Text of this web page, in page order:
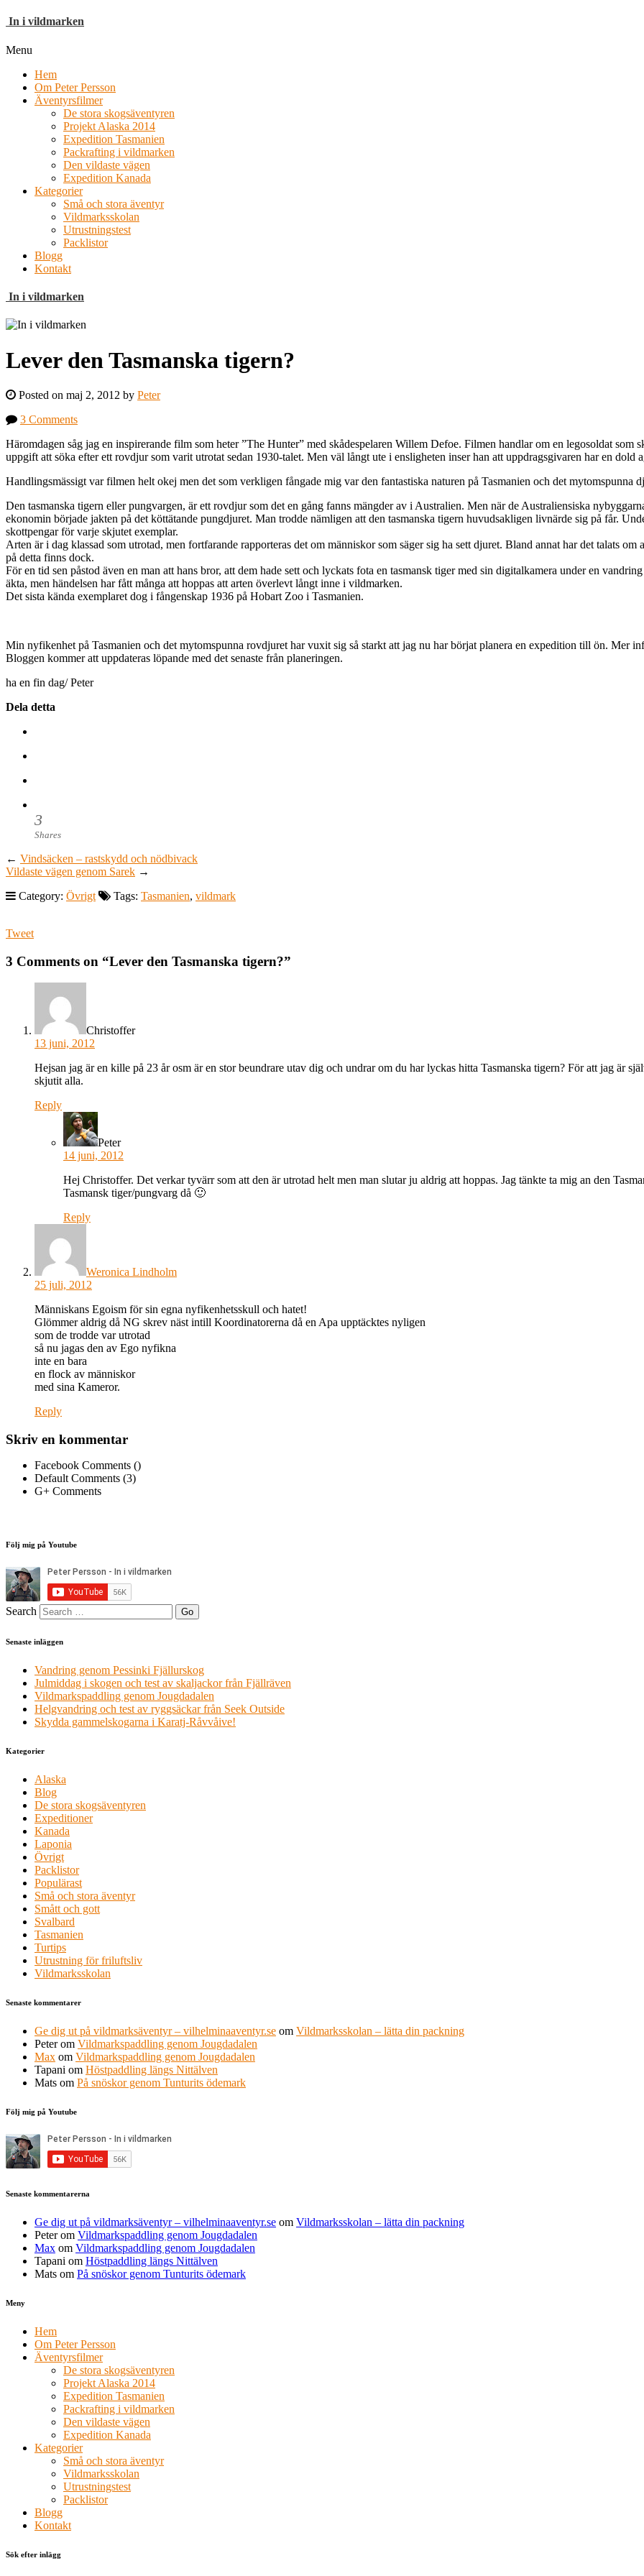
In i vildmarken
Menu
Hem
Om Peter Persson
Äventyrsfilmer
De stora skogsäventyren
Projekt Alaska 2014
Expedition Tasmanien
Packrafting i vildmarken
Den vildaste vägen
Expedition Kanada
Kategorier
Små och stora äventyr
Vildmarksskolan
Utrustningstest
Packlistor
Blogg
Kontakt
In i vildmarken
Lever den Tasmanska tigern?
Posted on maj 2, 2012 by Peter
3 Comments
Häromdagen såg jag en inspirerande film som heter ”The Hunter” med skådespelaren Willem Defoe. Filmen handlar om en legosoldat som
uppgift att söka efter ett rovdjur som varit utrotat sedan 1930-talet. Men väl långt ute i ensligheten inser han att uppdragsgivaren har en dold
Handlingsmässigt var filmen helt okej men det som verkligen fångade mig var den fantastiska naturen på Tasmanien och det mytomspunna
Den tasmanska tigern eller pungvargen, är ett rovdjur som det en gång fanns mängder av i Australien. Men när de Australiensiska
ekonomin började jakten på det köttätande pungdjuret. Man trodde nämligen att den tasmanska tigern huvudsakligen livnärde sig på får.
skottpengar för varje skjutet exemplar.
Arten är i dag klassad som utrotad, men fortfarande rapporteras det om människor som säger sig ha sett djuret. Bland annat har det talats
på detta finns dock.
För en tid sen påstod även en man att hans bror, att dem hade sett och lyckats fota en tasmansk tiger med sin digitalkamera under en
äkta, men händelsen har fått många att hoppas att arten överlevt långt inne i vildmarken.
Det sista kända exemplaret dog i fångenskap 1936 på Hobart Zoo i Tasmanien.
Min nyfikenhet på Tasmanien och det mytomspunna rovdjuret har vuxit sig så starkt att jag nu har börjat planera en expedition till ön. Mer
Bloggen kommer att uppdateras löpande med det senaste från planeringen.
ha en fin dag/ Peter
Dela detta
3
Shares
← Vindsäcken – rastskydd och nödbivack
Vildaste vägen genom Sarek →
Category: Övrigt Tags: Tasmanien, vildmark
Tweet
3 Comments on “Lever den Tasmanska tigern?”
Christoffer
13 juni, 2012
Hejsan jag är en kille på 23 år osm är en stor beundrare utav dig och undrar om du har lyckas hitta Tasmanska tigern? För att jag är
skjutit alla.
Reply
Peter
14 juni, 2012
Hej Christoffer. Det verkar tyvärr som att den är utrotad helt men man slutar ju aldrig att hoppas. Jag tänkte ta mig an den
Tasmansk tiger/pungvarg då 🙂
Reply
Weronica Lindholm
25 juli, 2012
Människans Egoism för sin egna nyfikenhetsskull och hatet!
Glömmer aldrig då NG skrev näst intill Koordinatorerna då en Apa upptäcktes nyligen
som de trodde var utrotad
så nu jagas den av Ego nyfikna
inte en bara
en flock av människor
med sina Kameror.
Reply
Skriv en kommentar
Facebook Comments ()
Default Comments (3)
G+ Comments
Följ mig på Youtube
Search
Senaste inläggen
Vandring genom Pessinki Fjällurskog
Julmiddag i skogen och test av skaljackor från Fjällräven
Vildmarkspaddling genom Jougdadalen
Helgvandring och test av ryggsäckar från Seek Outside
Skydda gammelskogarna i Karatj-Råvvåive!
Kategorier
Alaska
Blog
De stora skogsäventyren
Expeditioner
Kanada
Laponia
Övrigt
Packlistor
Populärast
Små och stora äventyr
Smått och gott
Svalbard
Tasmanien
Turtips
Utrustning för friluftsliv
Vildmarksskolan
Senaste kommentarer
Ge dig ut på vildmarksäventyr – vilhelminaaventyr.se om Vildmarksskolan – lätta din packning
Peterom Vildmarkspaddling genom Jougdadalen
Max om Vildmarkspaddling genom Jougdadalen
Tapani om Höstpaddling längs Nittälven
Mats om På snöskor genom Tunturits ödemark
Följ mig på Youtube
Senaste kommentarerna
Ge dig ut på vildmarksäventyr – vilhelminaaventyr.se om Vildmarksskolan – lätta din packning
Peterom Vildmarkspaddling genom Jougdadalen
Max om Vildmarkspaddling genom Jougdadalen
Tapani om Höstpaddling längs Nittälven
Mats om På snöskor genom Tunturits ödemark
Meny
Hem
Om Peter Persson
Äventyrsfilmer
De stora skogsäventyren
Projekt Alaska 2014
Expedition Tasmanien
Packrafting i vildmarken
Den vildaste vägen
Expedition Kanada
Kategorier
Små och stora äventyr
Vildmarksskolan
Utrustningstest
Packlistor
Blogg
Kontakt
Sök efter inlägg